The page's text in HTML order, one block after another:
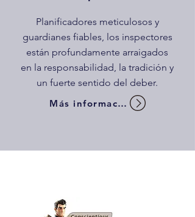
Planificadores meticulosos y
guardianes fiables, los inspectores
están profundamente arraigados
en la responsabilidad, la tradición y
un fuerte sentido del deber.
Más información